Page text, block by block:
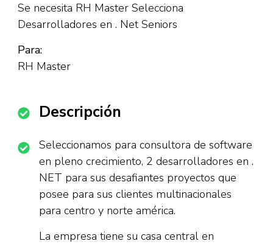
Se necesita RH Master Selecciona
Desarrolladores en . Net Seniors
Para:
RH Master
Descripción
Seleccionamos para consultora de software
en pleno crecimiento, 2 desarrolladores en .
NET para sus desafiantes proyectos que
posee para sus clientes multinacionales
para centro y norte américa.
La empresa tiene su casa central en